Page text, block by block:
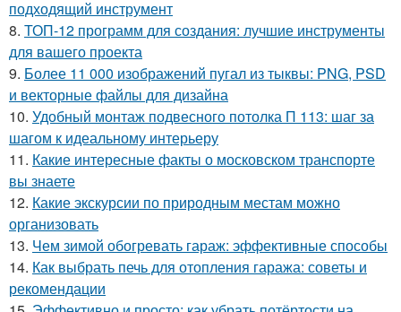
подходящий инструмент
8. ТОП-12 программ для создания: лучшие инструменты
для вашего проекта
9. Более 11 000 изображений пугал из тыквы: PNG, PSD
и векторные файлы для дизайна
10. Удобный монтаж подвесного потолка П 113: шаг за
шагом к идеальному интерьеру
11. Какие интересные факты о московском транспорте
вы знаете
12. Какие экскурсии по природным местам можно
организовать
13. Чем зимой обогревать гараж: эффективные способы
14. Как выбрать печь для отопления гаража: советы и
рекомендации